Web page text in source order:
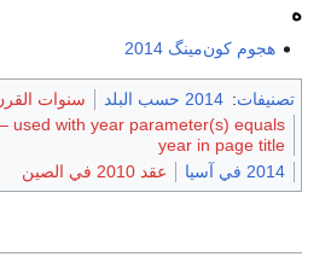
ه
هجوم کون‌مینگ 2014
تصنيفات: 2014 حسب البلد
سنوات القرن 21 في
used with year parameter(s) equals
year in page title
2014 في آسيا
عقد 2010 في الصين